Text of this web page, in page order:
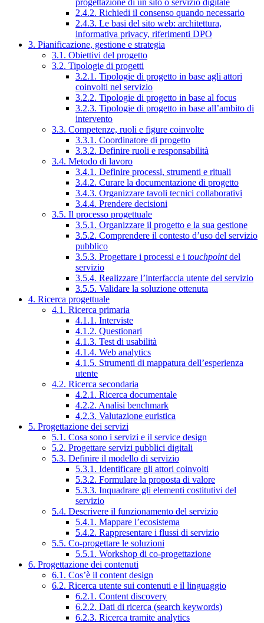
progettazione di un sito o servizio digitale
2.4.2. Richiedi il consenso quando necessario
2.4.3. Le basi del sito web: architettura,
informativa privacy, riferimenti DPO
3. Pianificazione, gestione e strategia
3.1. Obiettivi del progetto
3.2. Tipologie di progetti
3.2.1. Tipologie di progetto in base agli attori
coinvolti nel servizio
3.2.2. Tipologie di progetto in base al focus
3.2.3. Tipologie di progetto in base all’ambito di
intervento
3.3. Competenze, ruoli e figure coinvolte
3.3.1. Coordinatore di progetto
3.3.2. Definire ruoli e responsabilità
3.4. Metodo di lavoro
3.4.1. Definire processi, strumenti e rituali
3.4.2. Curare la documentazione di progetto
3.4.3. Organizzare tavoli tecnici collaborativi
3.4.4. Prendere decisioni
3.5. Il processo progettuale
3.5.1. Organizzare il progetto e la sua gestione
3.5.2. Comprendere il contesto d’uso del servizio
pubblico
3.5.3. Progettare i processi e i touchpointdel
servizio
3.5.4. Realizzare l’interfaccia utente del servizio
3.5.5. Validare la soluzione ottenuta
4. Ricerca progettuale
4.1. Ricerca primaria
4.1.1. Interviste
4.1.2. Questionari
4.1.3. Test di usabilità
4.1.4. Web analytics
4.1.5. Strumenti di mappatura dell’esperienza
utente
4.2. Ricerca secondaria
4.2.1. Ricerca documentale
4.2.2. Analisi benchmark
4.2.3. Valutazione euristica
5. Progettazione dei servizi
5.1. Cosa sono i servizi e il service design
5.2. Progettare servizi pubblici digitali
5.3. Definire il modello di servizio
5.3.1. Identificare gli attori coinvolti
5.3.2. Formulare la proposta di valore
5.3.3. Inquadrare gli elementi costitutivi del
servizio
5.4. Descrivere il funzionamento del servizio
5.4.1. Mappare l’ecosistema
5.4.2. Rappresentare i flussi di servizio
5.5. Co-progettare le soluzioni
5.5.1. Workshop di co-progettazione
6. Progettazione dei contenuti
6.1. Cos’è il content design
6.2. Ricerca utente sui contenuti e il linguaggio
6.2.1. Content discovery
6.2.2. Dati di ricerca (search keywords)
6.2.3. Ricerca tramite analytics